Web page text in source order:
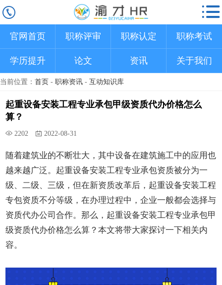
官网首页 职称评审 职称认定 职称考试
学历提升 论文 资讯 关于我们
当前位置： 首页 - 职称资讯 - 互动知识库
起重设备安装工程专业承包甲级资质代办价格怎么
算？
2202 2022-08-31
随着建筑业的不断壮大，其中设备在建筑施工中的应用也
越来越广泛。起重设备安装工程专业承包资质被分为一
级、二级、三级，但在新资质改革后，起重设备安装工程
专包资质不分等级，在办理过程中，企业一般都会选择与
资质代办公司合作。那么，起重设备安装工程专业承包甲
级资质代办价格怎么算？本文将带大家探讨一下相关内
容。